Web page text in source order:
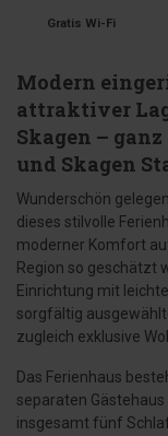
Gratis Wi-Fi
Modern
attraktiver
Skagen –
und Skagen
Wunderschön
dieses stilvolle
moderner Komfort
Region so geschätzt
Einrichtung mit
sorgfältig
zugleich exklusive
Das Ferienhaus
separaten
insgesamt fünf